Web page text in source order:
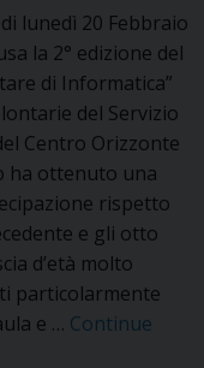
lunedì 20 Febbraio
la 2° edizione del
di Informatica”
del Servizio
Centro Orizzonte
ha ottenuto una
rispetto
e gli otto
d’età molto
particolarmente
e … Continue